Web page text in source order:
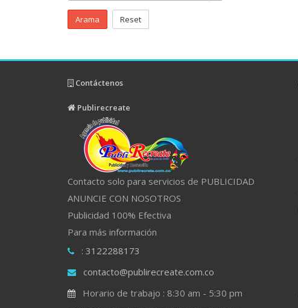
Arama Reset
Contáctenos
Publirecreate
Contacto solo para servicios de PUBLICIDAD
ANUNCIE CON NOSOTROS
Publicidad 100% Efectiva
Para más información
: 3122288173
contacto@publirecreate.com.co
Horario de trabajo : 8:30 am - 5:30 pm